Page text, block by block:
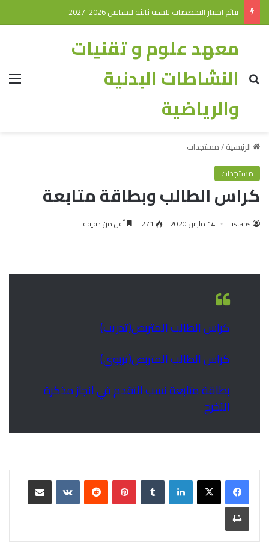
نتائج اختيار التخصصات للسنة ثالثة ليسانس 2026-2027
معهد علوم و تقنيات
النشاطات البدنية
والرياضية
الرئيسية/مستجدات
مستجدات
كراس الطالب وبطاقة متابعة
istaps 14 مارس 2020 271 أقل من دقيقة
كراس الطالب المتربص(تدريب)
كراس الطالب المتربص(تربوي)
بطاقة متابعة نسب التقدم في انجاز مذكرة
التخرج